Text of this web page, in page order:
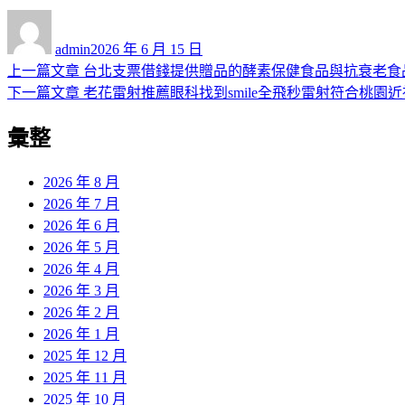
admin佈
日
期:
2026 年 6 月 15 日
文
章
導
上一篇文章 上
一
台北支票借錢提供贈品的酵素保健食品與抗衰老食
下一篇文章 下
章:
老花雷射推薦眼科找到smile全飛秒雷射符合桃園
彙整
2026 年 8 月
2026 年 7 月
2026 年 6 月
2026 年 5 月
2026 年 4 月
2026 年 3 月
2026 年 2 月
2026 年 1 月
2025 年 12 月
2025 年 11 月
2025 年 10 月